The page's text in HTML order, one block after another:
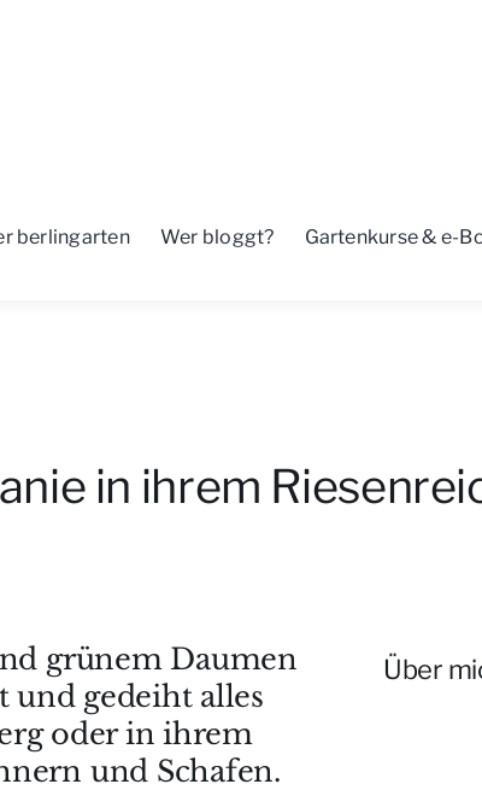
berlingarten Wer bloggt? Gartenkurse & e-
in ihrem
grünem Daumen
und gedeiht alles
oder in ihrem
und Schafen.
Über